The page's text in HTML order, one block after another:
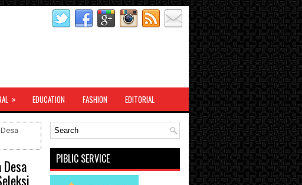
» EDUCATION FASHION EDITORIAL
PIBLIC SERVICE